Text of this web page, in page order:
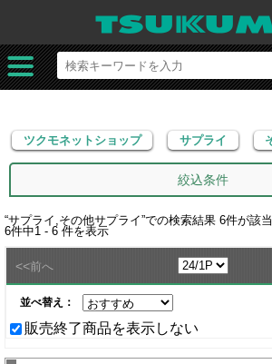
ツクモネットショップ サプライ そ
ツクモネットショップ サプライ
絞込条件
“サプライ,その他サプライ”での検索結果 6件が該
6件中1 - 6 件を表示
<<前へ
並べ替え：
販売終了商品を表示しない